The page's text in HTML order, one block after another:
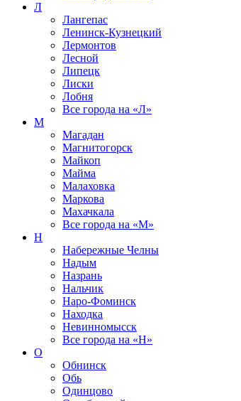
Л
Лангепас
Ленинск-Кузнецкий
Лермонтов
Лесной
Липецк
Лиски
Лобня
Все города на «Л»
М
Магадан
Магнитогорск
Майкоп
Майма
Малаховка
Маркова
Махачкала
Все города на «М»
Н
Набережные Челны
Надым
Назрань
Нальчик
Наро-Фоминск
Находка
Невинномысск
Все города на «Н»
О
Обнинск
Обь
Одинцово